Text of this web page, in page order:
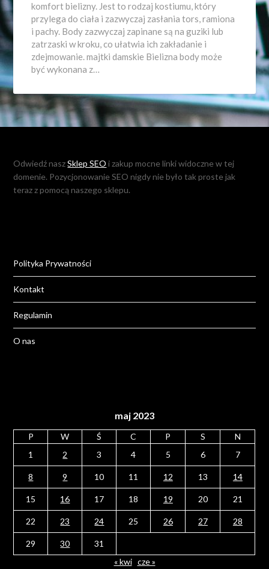
komfort bielizny. Jest to rodzaj kostiumu, który
przylega do ciała i zazwyczaj zasłania tors, ramiona
i pachy. Body zazwyczaj zapinane są na guziki lub
zatrzaski w kroku, co ułatwia ich zakładanie i
zdejmowanie. majtki damskie Bielizna body może
być wykonana z…
Odwiedź naszSklep SEO i zakup mocne linki widoczne w tej
domenie. Pozycjonowanie SEO nigdy nie było tak proste jak
teraz z pomocą naszego sklepu.
Polityka Prywatności
Kontakt
Regulamin
O nas
maj 2023
P W Ś C P S
N
1
2 3 4 5 6 7
8 9 10 11 12 13 14
15 16 17 18 19 20 21
22 23 24 25 26 27 28
29 30
31
« kwi cze »